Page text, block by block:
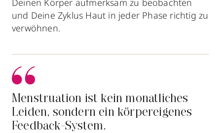
Deinen Körper aufmerksam zu beobachten
und Deine Zyklus Haut in jeder Phase richtig zu
verwöhnen.
Menstruation ist kein monatliches
Leiden, sondern ein körpereigenes
Feedback-System.